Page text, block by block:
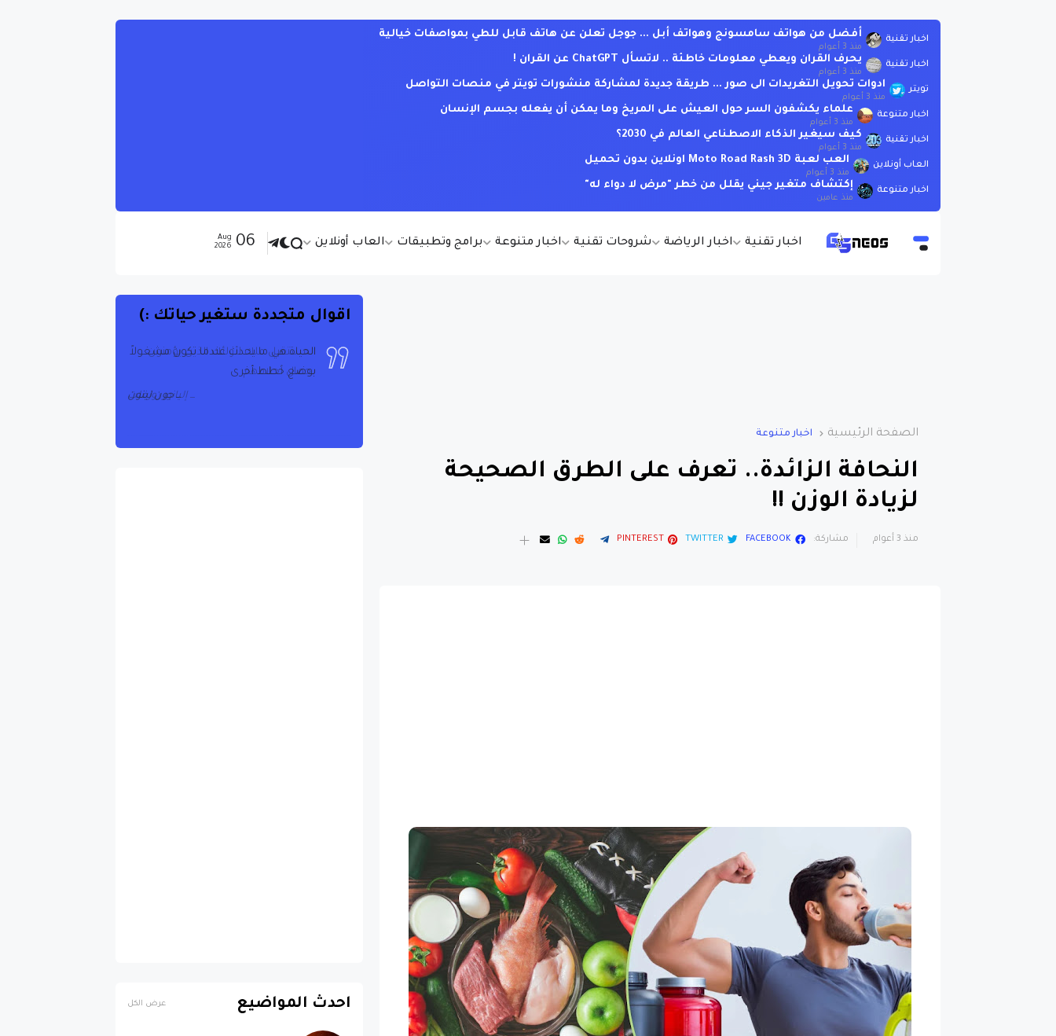
اخبار تقنية اخبار الرياضة شروحات تقنية اخبار متنوعة برامج وتطبيقات العاب أونلاين 06
Aug
2026
اخبار تقنية أفضل من هواتف سامسونج وهواتف أبل ... جوجل تعلن عن هاتف قابل للطي بمواصفات خيالية
منذ 3 أعوام
اخبار تقنية يحرف القران ويعطي معلومات خاطئة .. لاتسأل ChatGPT عن القران !
منذ 3 أعوام
تويتر ادوات تحويل التغريدات الى صور ... طريقة جديدة لمشاركة منشورات تويتر في منصات التواصل
منذ 3 أعوام
اخبار متنوعة علماء يكشفون السر حول العيش على المريخ وما يمكن أن يفعله بجسم الإنسان
منذ 3 أعوام
اخبار تقنية كيف سيغير الذكاء الاصطناعي العالم في 2030؟
منذ 3 أعوام
العاب أونلاين العب لعبة Moto Road Rash 3D اونلاين بدون تحميل
منذ 3 أعوام
اخبار متنوعة إكتشاف متغير جيني يقلل من خطر "مرض لا دواء له"
منذ عامين
الصفحة الرئيسية اخبار متنوعة
النحافة الزائدة.. تعرف على الطرق الصحيحة
لزيادة الوزن !!
منذ 3 أعوام مشاركة: FACEBOOK
TWITTER
PINTEREST
اقوال متجددة ستغير حياتك :)
الحياة هي ما يحدث عندما تكون مشغولاً
بوضع خطط أخرى
جون لينون
احدث المواضيع عرض الكل